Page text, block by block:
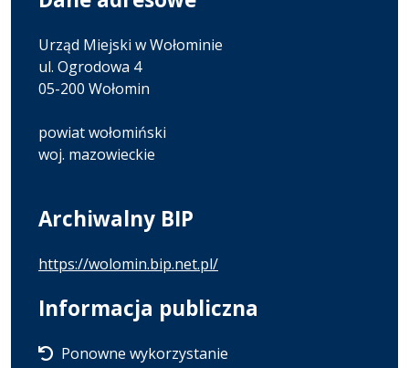
Urząd Miejski w Wołominie
ul. Ogrodowa 4
05-200 Wołomin
powiat wołomiński
woj. mazowieckie
Archiwalny BIP
https://wolomin.bip.net.pl/
Informacja publiczna
Ponowne wykorzystanie